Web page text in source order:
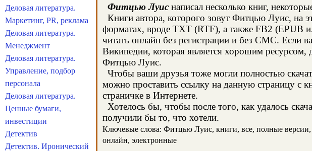
Фитцью Луис написал несколько книг,
Книги автора, которого зовут Фитцью Луис, на
форматах, вроде TXT (RTF), а также FB2 (EPUB
читать онлайн без регистрации и без СМС. Если
Википедии, которая является хорошим
Фитцью Луис.
Чтобы ваши друзья тоже могли полностью
можно проставить ссылку на данную страницу с
страничке в Интернете.
Хотелось бы, чтобы после того, как удалось
получили бы то, что хотели.
Ключевые слова: Фитцью Луис, книги, все, полные версии,
онлайн, электронные
Деловая литература.
Маркетинг, PR, реклама
Деловая литература.
Менеджмент
Деловая литература.
Управление, подбор
персонала
Деловая литература.
Ценные бумаги,
инвестиции
Детектив
Детектив. Иронический